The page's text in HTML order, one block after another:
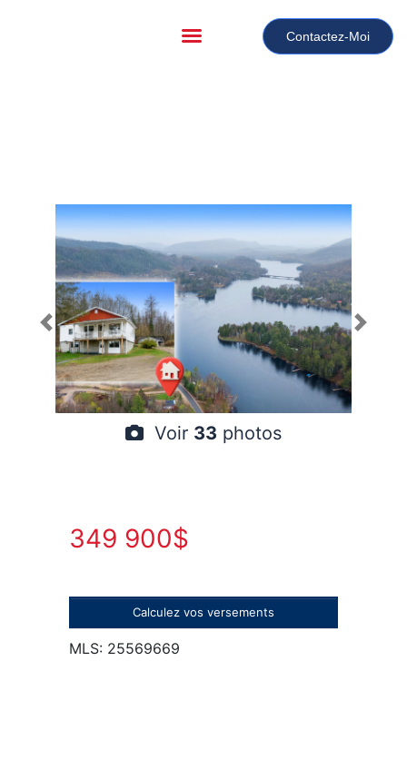
Contactez-Moi
Voir 33 photos
349 900$
Calculez vos versements
MLS: 25569669